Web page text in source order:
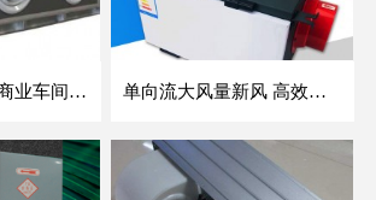
吊顶式空调机组商业车间防爆新风空调器射流冷暖机组 单向流大风量新风 高效除霾全热交换新风机空气净化